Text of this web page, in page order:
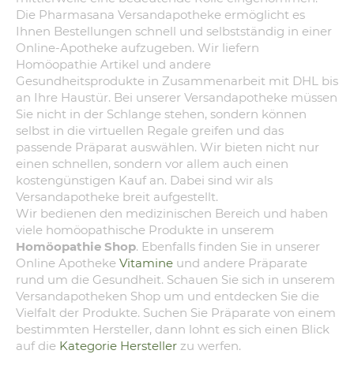
Die Pharmasana Versandapotheke ermöglicht es
Ihnen Bestellungen schnell und selbstständig in einer
Online-Apotheke aufzugeben. Wir liefern
Homöopathie Artikel und andere
Gesundheitsprodukte in Zusammenarbeit mit DHL bis
an Ihre Haustür. Bei unserer Versandapotheke müssen
Sie nicht in der Schlange stehen, sondern können
selbst in die virtuellen Regale greifen und das
passende Präparat auswählen. Wir bieten nicht nur
einen schnellen, sondern vor allem auch einen
kostengünstigen Kauf an. Dabei sind wir als
Versandapotheke breit aufgestellt.
Wir bedienen den medizinischen Bereich und haben
viele homöopathische Produkte in unserem
Homöopathie Shop. Ebenfalls finden Sie in unserer
Online Apotheke Vitamine und andere Präparate
rund um die Gesundheit. Schauen Sie sich in unserem
Versandapotheken Shop um und entdecken Sie die
Vielfalt der Produkte. Suchen Sie Präparate von einem
bestimmten Hersteller, dann lohnt es sich einen Blick
auf die Kategorie Hersteller zu werfen.